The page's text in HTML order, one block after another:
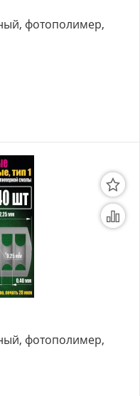
фотополимер,
фотополимер,